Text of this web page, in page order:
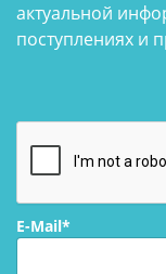
актуальной
поступлениях и
E-Mail*